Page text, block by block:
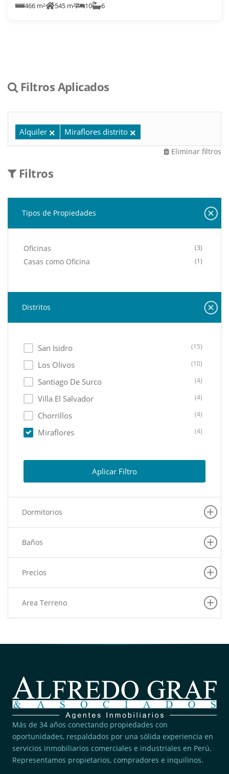
466 m² 545 m² 10 6
Filtros Aplicados
Alquiler Miraflores distrito
Eliminar filtros
Filtros
Tipos de Propiedades
Oficinas (3)
Casas como Oficina (1)
Distritos
San Isidro (15)
Los Olivos (10)
Santiago De Surco (4)
Villa El Salvador (4)
Chorrillos (4)
Miraflores (4)
Ate (2)
Puente Piedra (1)
Pachacamac
Independencia
Lurigancho
Magdalena Del Mar (1)
Aplicar Filtro
Dormitorios
Baños
Precios
Area Terreno
Más de 34 años conectando propiedades con
oportunidades, respaldados por una sólida experiencia en
servicios inmobiliarios comerciales e industriales en Perú.
Representamos propietarios, compradores e inquilinos.